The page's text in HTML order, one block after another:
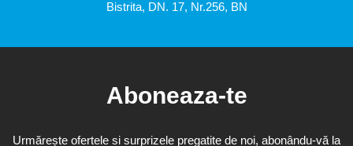
Bistrita, DN. 17, Nr.256, BN
Aboneaza-te
Urmărește ofertele si surprizele pregatite de noi, abonându-vă la